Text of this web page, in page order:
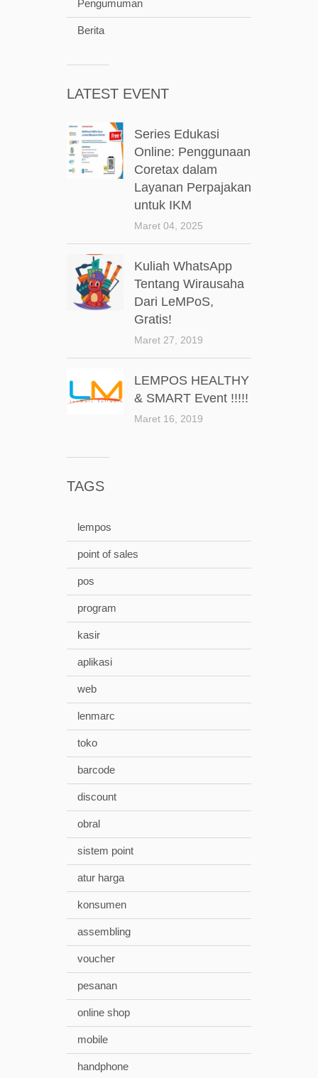
Pengumuman
Berita
LATEST EVENT
Series Edukasi
Online: Penggunaan
Coretax dalam
Layanan Perpajakan
untuk IKM
Maret 04, 2025
Kuliah WhatsApp
Tentang Wirausaha
Dari LeMPoS,
Gratis!
Maret 27, 2019
LEMPOS HEALTHY
& SMART Event !!!!!
Maret 16, 2019
TAGS
lempos
point of sales
pos
program
kasir
aplikasi
web
lenmarc
toko
barcode
discount
obral
sistem point
atur harga
konsumen
assembling
voucher
pesanan
online shop
mobile
handphone